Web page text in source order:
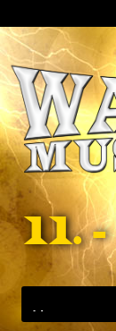
11.